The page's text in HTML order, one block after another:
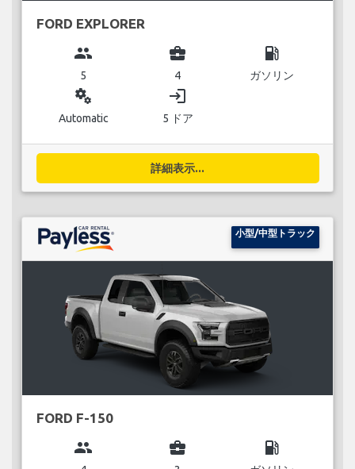
FORD EXPLORER
group
5
business_center
4
local_gas_station
ガソリン
miscellaneous_services
Automatic
login
5 ドア
詳細表示...
小型/中型トラック
FORD F-150
group business_center local_gas_station